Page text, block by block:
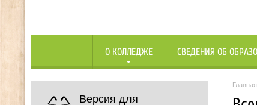
О КОЛЛЕДЖЕ СВЕДЕНИЯ ОБ
Версия для
Главная